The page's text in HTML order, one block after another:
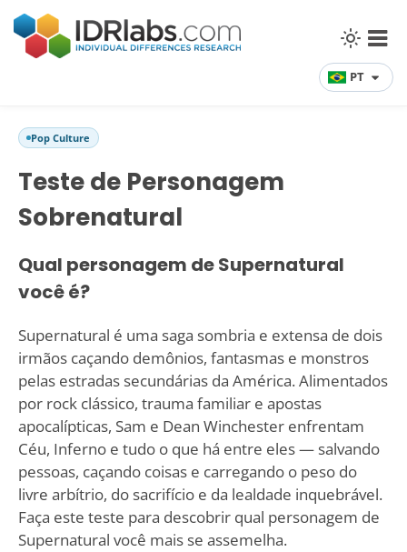
PT
Pop Culture
Teste de Personagem
Sobrenatural
Qual personagem de Supernatural
você é?
Supernatural é uma saga sombria e extensa de dois
irmãos caçando demônios, fantasmas e monstros
pelas estradas secundárias da América. Alimentados
por rock clássico, trauma familiar e apostas
apocalípticas, Sam e Dean Winchester enfrentam
Céu, Inferno e tudo o que há entre eles — salvando
pessoas, caçando coisas e carregando o peso do
livre arbítrio, do sacrifício e da lealdade inquebrável.
Faça este teste para descobrir qual personagem de
Supernatural você mais se assemelha.